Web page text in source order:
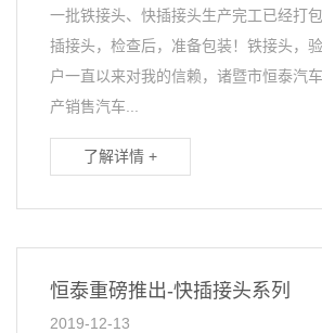
一批铁接头、快插接头生产完工已经打
插接头，检查后，准备包装！铁接头，
户一直以来对我的信赖，诸暨市恒泰汽
产销售汽车...
了解详情 +
恒泰重磅推出-快插接头系列
2019-12-13